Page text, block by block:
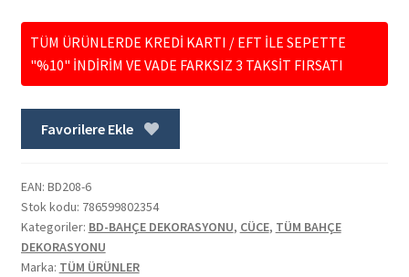
CÜCE
adet
TÜM ÜRÜNLERDE KREDİ KARTI / EFT İLE SEPETTE
"%10" İNDİRİM VE VADE FARKSIZ 3 TAKSİT FIRSATI
Favorilere Ekle
EAN: BD208-6
Stok kodu: 786599802354
Kategoriler: BD-BAHÇE DEKORASYONU, CÜCE, TÜM BAHÇE
DEKORASYONU
Marka: TÜM ÜRÜNLER